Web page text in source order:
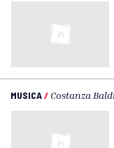
MUSICA/ Costanza